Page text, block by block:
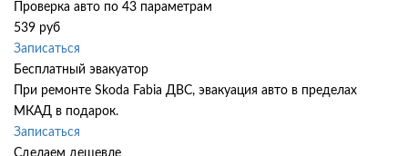
Проверка авто по 43 параметрам
539 руб
Записаться
Бесплатный эвакуатор
При ремонте Skoda Fabia ДВС, эвакуация авто в пределах
МКАД в подарок.
Записаться
Сделаем дешевле